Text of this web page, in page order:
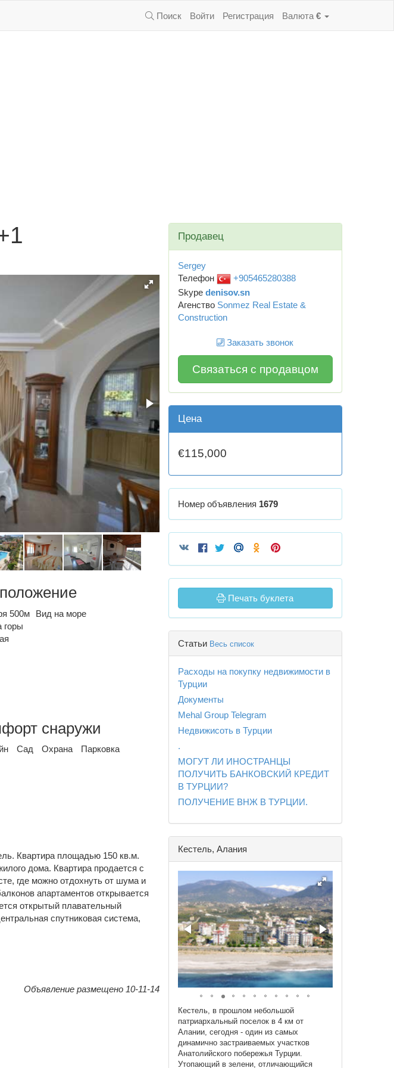
Поиск Войти Регистрация Валюта €
500м
Вид на море
горы
снаружи
Сад Охрана Парковка
Квартира площадью 150 кв.м.
дома. Квартира продается с
где можно отдохнуть от шума и
апартаментов открывается
открытый плавательный
спутниковая система,
Объявление размещено 10-11-14
Продавец
Sergey
Телефон
+905465280388
Skype denisov.sn
Агенство Sonmez Real Estate &
Construction
Заказать звонок
Связаться с продавцом
Цена
€115,000
Номер объявления 1679
Печать буклета
Статьи Весь список
Расходы на покупку недвижимости в
Турции
Документы
Mehal Group Telegram
Недвижисоть в Турции
.
МОГУТ ЛИ ИНОСТРАНЦЫ
ПОЛУЧИТЬ БАНКОВСКИЙ КРЕДИТ
В ТУРЦИИ?
ПОЛУЧЕНИЕ ВНЖ В ТУРЦИИ.
Кестель, Алания
Кестель, в прошлом небольшой
патриархальный поселок в 4 км от
Алании, сегодня - один из самых
динамично застраиваемых участков
Анатолийского побережья Турции.
Утопающий в зелени, отличающийся